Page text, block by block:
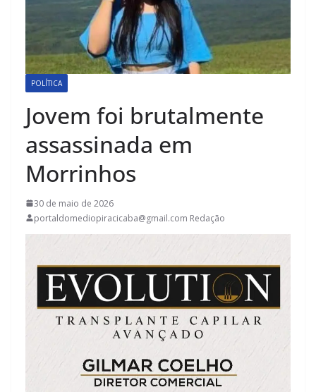
POLÍTICA
Jovem foi brutalmente
assassinada em
Morrinhos
30 de maio de 2026
portaldomediopiracicaba@gmail.com Redação